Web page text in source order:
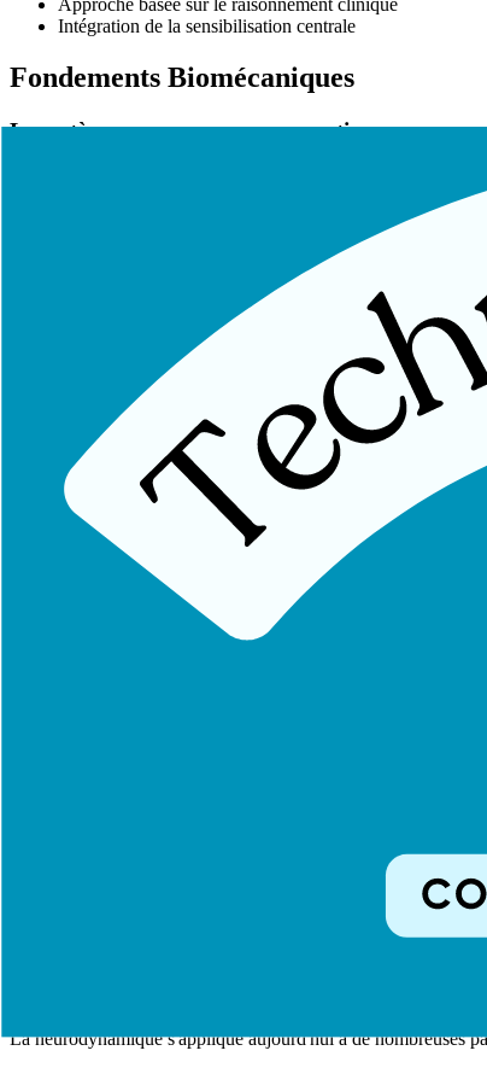
Approche basée sur le raisonnement clinique
Intégration de la sensibilisation centrale
Fondements Biomécaniques
Le système nerveux comme « continuum »
allant
(dure-mère, arachnoïde, pie-mère)
(épinèvre, périnèvre, endonèvre)
Mécanismes d'adaptation
Le système nerveux s'adapte aux mouvements par deux
Glissement (Sliding): Le nerf glisse par rapport aux
Tension (Tensioning)
: Le nerf s'allonge et subit une
Ces deux mécanismes sont essentiels pour la santé du tissu
Physiologie du Système Nerveux
Vascularisation intrinsèque
permet le transport de substances le
: Du corps cellulaire vers la
: De la périphérie vers le corps
Une compression ou tension excessive peut perturber ce
La neurodynamique s'applique aujourd'hui à de nombreuses